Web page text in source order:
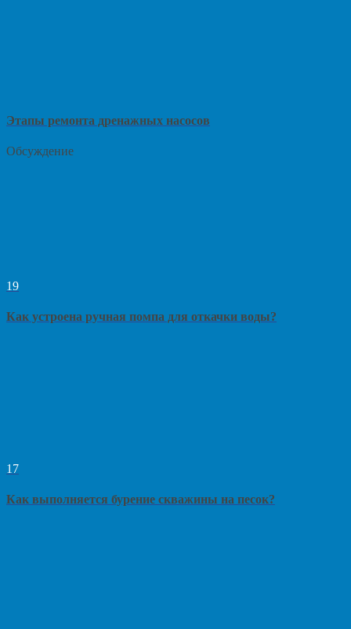
Этапы ремонта дренажных насосов
Обсуждение
19
Как устроена ручная помпа для откачки воды?
17
Как выполняется бурение скважины на песок?